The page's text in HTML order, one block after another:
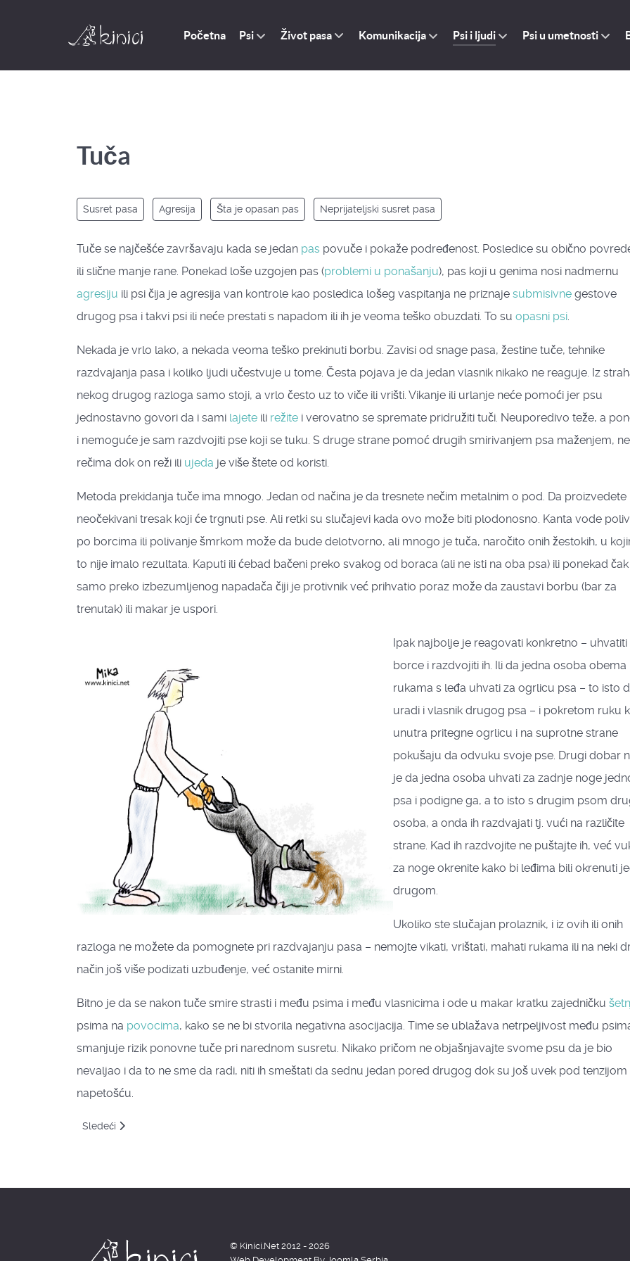
Početna Psi Život pasa Komunikacija Psi i ljudi Psi u umetnosti
Tuča
Susret pasa Agresija Šta je opasan pas Neprijateljski susret pasa
Tuče se najčešće završavaju kada se jedan pas povuče i pokaže podređenost. Posledice su obično
ili slične manje rane. Ponekad loše uzgojen pas (problemi u ponašanju), pas koji u genima nosi nadmernu
agresiju ili psi čija je agresija van kontrole kao posledica lošeg vaspitanja ne priznaje submisivne gestove
drugog psa i takvi psi ili neće prestati s napadom ili ih je veoma teško obuzdati. To su opasni psi.
Nekada je vrlo lako, a nekada veoma teško prekinuti borbu. Zavisi od snage pasa, žestine tuče, tehnike
razdvajanja pasa i koliko ljudi učestvuje u tome. Česta pojava je da jedan vlasnik nikako ne reaguje. Iz
nekog drugog razloga samo stoji, a vrlo često uz to viče ili vrišti. Vikanje ili urlanje neće pomoći jer psu
jednostavno govori da i sami lajete ili režite i verovatno se spremate pridružiti tuči. Neuporedivo teže, a
i nemoguće je sam razdvojiti pse koji se tuku. S druge strane pomoć drugih smirivanjem psa maženjem,
rečima dok on reži ili ujeda je više štete od koristi.
Metoda prekidanja tuče ima mnogo. Jedan od načina je da tresnete nečim metalnim o pod. Da proizvedete
neočekivani tresak koji će trgnuti pse. Ali retki su slučajevi kada ovo može biti plodonosno. Kanta vode
po borcima ili polivanje šmrkom može da bude delotvorno, ali mnogo je tuča, naročito onih žestokih, u
to nije imalo rezultata. Kaputi ili ćebad bačeni preko svakog od boraca (ali ne isti na oba psa) ili ponekad čak
samo preko izbezumljenog napadača čiji je protivnik već prihvatio poraz može da zaustavi borbu (bar za
trenutak) ili makar je uspori.
Ipak najbolje je reagovati konkretno – uhvatiti
borce i razdvojiti ih. Ili da jedna osoba obema
rukama s leđa uhvati za ogrlicu psa – to isto
uradi i vlasnik drugog psa – i pokretom ruku
unutra pritegne ogrlicu i na suprotne strane
pokušaju da odvuku svoje pse. Drugi dobar
je da jedna osoba uhvati za zadnje noge
psa i podigne ga, a to isto s drugim psom
osoba, a onda ih razdvajati tj. vući na različite
strane. Kad ih razdvojite ne puštajte ih, već
za noge okrenite kako bi leđima bili okrenuti
drugom.
Ukoliko ste slučajan prolaznik, i iz ovih ili onih
razloga ne možete da pomognete pri razdvajanju pasa – nemojte vikati, vrištati, mahati rukama ili na neki
način još više podizati uzbuđenje, već ostanite mirni.
Bitno je da se nakon tuče smire strasti i među psima i među vlasnicima i ode u makar kratku zajedničku
psima na povocima, kako se ne bi stvorila negativna asocijacija. Time se ublažava netrpeljivost među
smanjuje rizik ponovne tuče pri narednom susretu. Nikako pričom ne objašnjavajte svome psu da je bio
nevaljao i da to ne sme da radi, niti ih smeštati da sednu jedan pored drugog dok su još uvek pod tenzijom
napetošću.
Sledeći članak: Neprijateljski susret pasa
Sledeći
© Kinici.Net 2012 - 2026